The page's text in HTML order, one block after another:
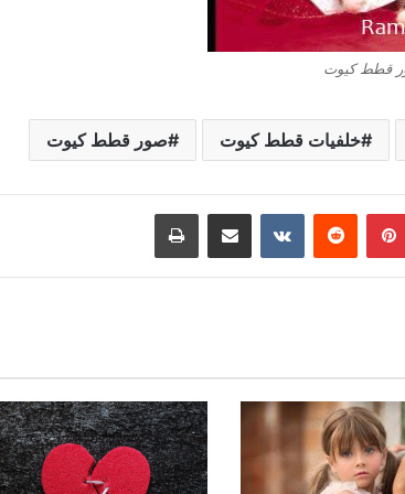
قطط كيوت
خلفيات قطط كيوت صور قطط كيوت
بينتيريست مشاركة عبر البريد طباعة